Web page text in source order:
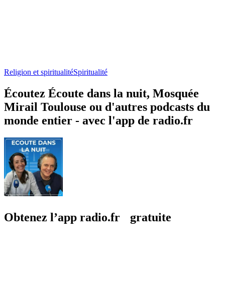
Religion et spiritualitéSpiritualité
Écoutez Écoute dans la nuit, Mosquée
Mirail Toulouse ou d'autres podcasts du
monde entier - avec l'app de radio.fr
Obtenez l’app radio.fr gratuite